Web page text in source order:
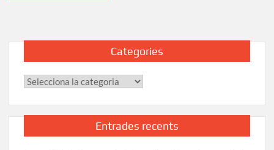
Categories
Categories
Entrades recents